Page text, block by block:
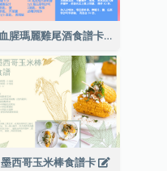
血腥瑪麗雞尾酒食譜卡
墨西哥玉米棒食譜卡